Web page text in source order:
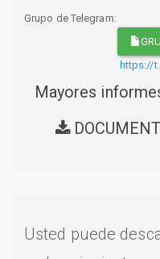
Grupo de Telegram:
https://
Mayores
Usted puede